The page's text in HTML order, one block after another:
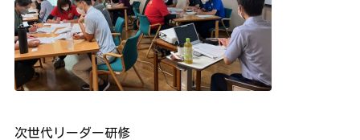
次世代リーダー研修